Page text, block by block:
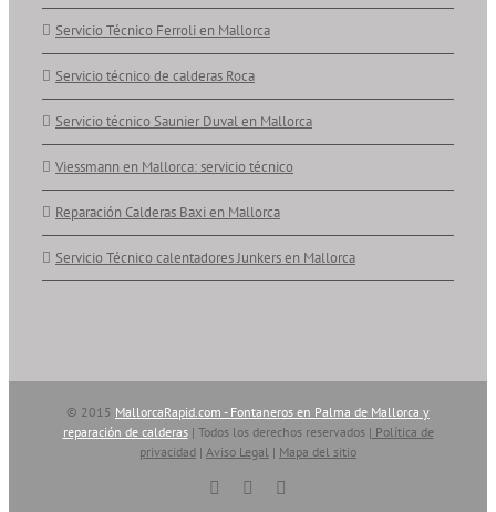
Servicio Técnico Ferroli en Mallorca
Servicio técnico de calderas Roca
Servicio técnico Saunier Duval en Mallorca
Viessmann en Mallorca: servicio técnico
Reparación Calderas Baxi en Mallorca
Servicio Técnico calentadores Junkers en Mallorca
© 2015 MallorcaRapid.com - Fontaneros en Palma de Mallorca y
reparación de calderas| Todos los derechos reservados | Política de
privacidad | Aviso Legal | Mapa del sitio
Vimeo YouTube